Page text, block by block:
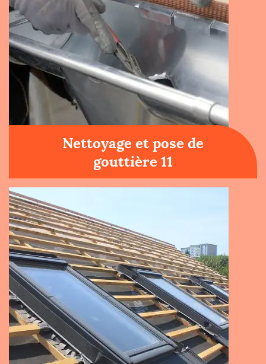
Nettoyage et pose de
gouttière 11